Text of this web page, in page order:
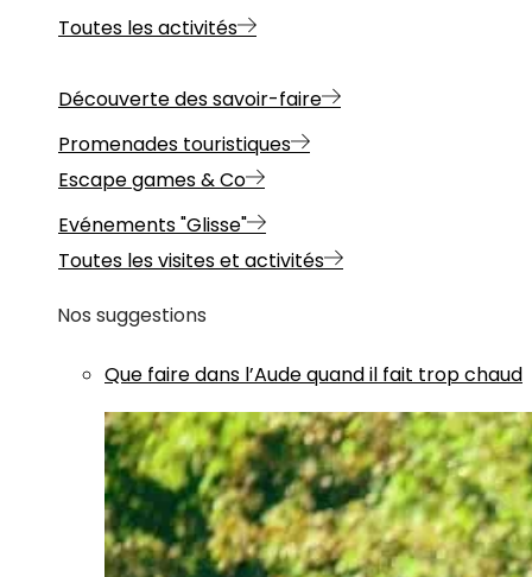
Toutes les activités
Découverte des savoir-faire
Promenades touristiques
Escape games & Co
Evénements "Glisse"
Toutes les visites et activités
Nos suggestions
Que faire dans l’Aude quand il fait trop chaud